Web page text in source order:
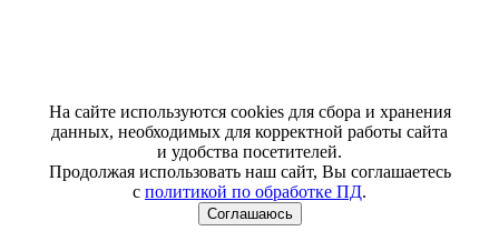
На сайте используются cookies для сбора и хранения
данных, необходимых для корректной работы сайта
и удобства посетителей.
Продолжая использовать наш сайт, Вы соглашаетесь
с политикой по обработке ПД.
Соглашаюсь